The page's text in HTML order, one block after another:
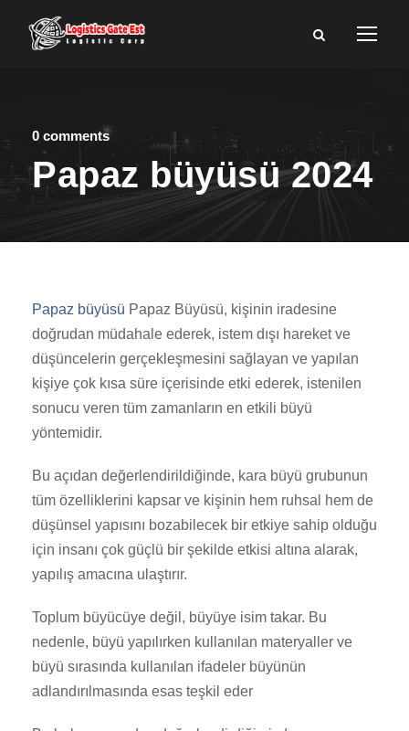
0 comments
Papaz büyüsü 2024
Papaz büyüsü Papaz Büyüsü, kişinin iradesine
doğrudan müdahale ederek, istem dışı hareket ve
düşüncelerin gerçekleşmesini sağlayan ve yapılan
kişiye çok kısa süre içerisinde etki ederek, istenilen
sonucu veren tüm zamanların en etkili büyü
yöntemidir.
Bu açıdan değerlendirildiğinde, kara büyü grubunun
tüm özelliklerini kapsar ve kişinin hem ruhsal hem de
düşünsel yapısını bozabilecek bir etkiye sahip olduğu
için insanı çok güçlü bir şekilde etkisi altına alarak,
yapılış amacına ulaştırır.
Toplum büyücüye değil, büyüye isim takar. Bu
nedenle, büyü yapılırken kullanılan materyaller ve
büyü sırasında kullanılan ifadeler büyünün
adlandırılmasında esas teşkil eder